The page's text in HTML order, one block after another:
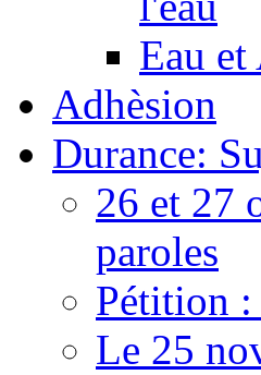
Eau
Adhèsion
Durance:
26 et 27
paroles
Pétition :
Le 25